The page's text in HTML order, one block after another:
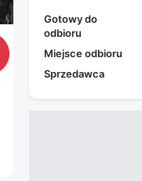
Gotowy do
odbioru
Miejsce odbioru
Sprzedawca